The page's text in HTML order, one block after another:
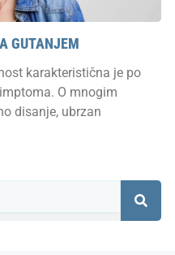
GUTANJEM
karakteristična je po
O mnogim
disanje, ubrzan